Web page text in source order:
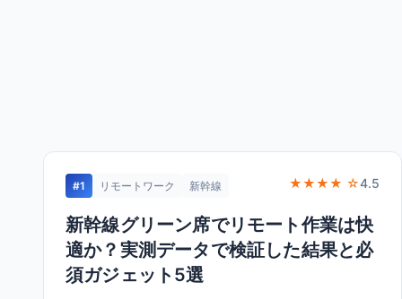
#1 リモートワーク 新幹線 ★★★★ ☆4.5
新幹線グリーン席でリモート作業は快
適か？実測データで検証した結果と必
須ガジェット5選